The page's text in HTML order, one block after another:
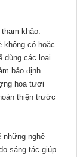
khảo.
không có hoặc
dùng các loại
bảo định
hoa tươi
thiện trước
những nghệ
sáng tác giúp